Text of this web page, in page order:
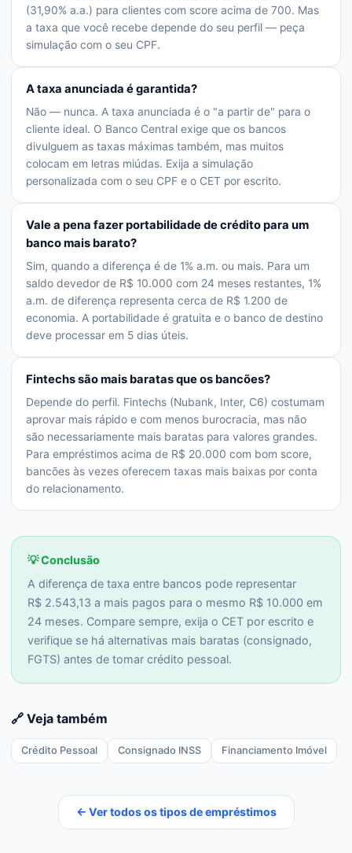
(31,90% a.a.) para clientes com score acima de 700. Mas
a taxa que você recebe depende do seu perfil — peça
simulação com o seu CPF.
A taxa anunciada é garantida?
Não — nunca. A taxa anunciada é o "a partir de" para o
cliente ideal. O Banco Central exige que os bancos
divulguem as taxas máximas também, mas muitos
colocam em letras miúdas. Exija a simulação
personalizada com o seu CPF e o CET por escrito.
Vale a pena fazer portabilidade de crédito para um
banco mais barato?
Sim, quando a diferença é de 1% a.m. ou mais. Para um
saldo devedor de R$ 10.000 com 24 meses restantes, 1%
a.m. de diferença representa cerca de R$ 1.200 de
economia. A portabilidade é gratuita e o banco de destino
deve processar em 5 dias úteis.
Fintechs são mais baratas que os bancões?
Depende do perfil. Fintechs (Nubank, Inter, C6) costumam
aprovar mais rápido e com menos burocracia, mas não
são necessariamente mais baratas para valores grandes.
Para empréstimos acima de R$ 20.000 com bom score,
bancões às vezes oferecem taxas mais baixas por conta
do relacionamento.
💡 Conclusão
A diferença de taxa entre bancos pode representar
R$ 2.543,13 a mais pagos para o mesmo R$ 10.000 em
24 meses. Compare sempre, exija o CET por escrito e
verifique se há alternativas mais baratas (consignado,
FGTS) antes de tomar crédito pessoal.
🔗 Veja também
Crédito Pessoal Consignado INSS Financiamento Imóvel
← Ver todos os tipos de empréstimos